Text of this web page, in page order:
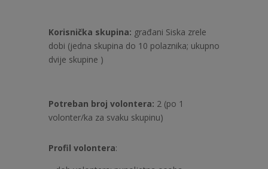
Korisnička skupina: građani Siska zrele
dobi (jedna skupina do 10 polaznika; ukupno
dvije skupine )
Potreban broj volontera: 2 (po 1
volonter/ka za svaku skupinu)
Profil volontera: